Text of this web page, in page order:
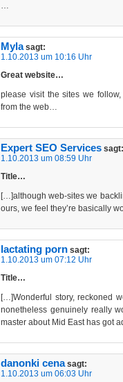
…
Myla sagt:
1.10.2013 um 10:16 Uhr
Great website…
please visit the sites we
from the web…
Expert SEO Services sagt:
1.10.2013 um 08:59 Uhr
Title…
[…]although web-sites we
ours, we feel they’re basically
lactating porn sagt:
1.10.2013 um 07:12 Uhr
Title…
[…]Wonderful story, reckoned
nonetheless genuinely really
master about Mid East has got
danonki cena sagt:
1.10.2013 um 06:03 Uhr